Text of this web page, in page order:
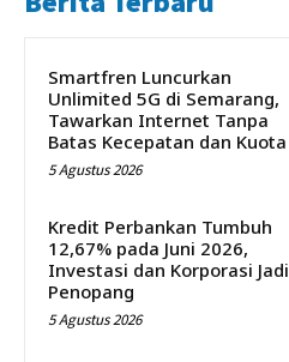
Smartfren Luncurkan
Unlimited 5G di Semarang,
Tawarkan Internet Tanpa
Batas Kecepatan dan Kuota
5 Agustus 2026
Kredit Perbankan Tumbuh
12,67% pada Juni 2026,
Investasi dan Korporasi Jadi
Penopang
5 Agustus 2026